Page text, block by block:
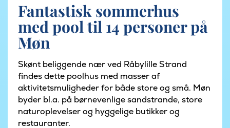
Fantastisk sommerhus
med pool til 14 personer på
Møn
Skønt beliggende nær ved Råbylille Strand
findes dette poolhus med masser af
aktivitetsmuligheder for både store og små. Møn
byder bl.a. på børnevenlige sandstrande, store
naturoplevelser og hyggelige butikker og
restauranter.